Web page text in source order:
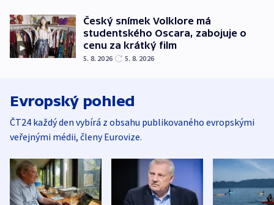
Český snímek Volklore má
studentského Oscara, zabojuje o
cenu za krátký film
5. 8. 2026 5. 8. 2026
Evropský pohled
ČT24 každý den vybírá z obsahu publikovaného evropskými
veřejnými médii, členy Eurovize.